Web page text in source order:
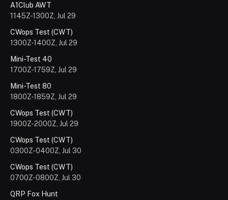
A1Club AWT
1145Z-1300Z, Jul 29
CWops Test (CWT)
1300Z-1400Z, Jul 29
Mini-Test 40
1700Z-1759Z, Jul 29
Mini-Test 80
1800Z-1859Z, Jul 29
CWops Test (CWT)
1900Z-2000Z, Jul 29
CWops Test (CWT)
0300Z-0400Z, Jul 30
CWops Test (CWT)
0700Z-0800Z, Jul 30
QRP Fox Hunt